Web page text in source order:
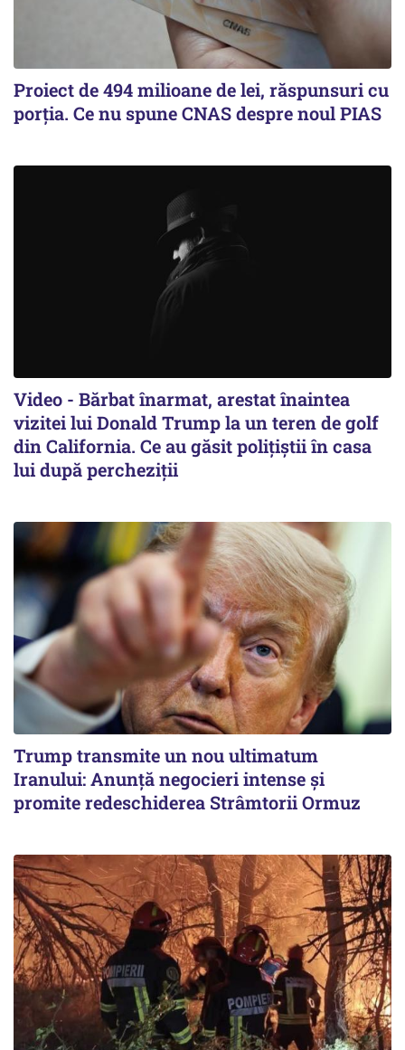
Proiect de 494 milioane de lei, răspunsuri cu
porția. Ce nu spune CNAS despre noul PIAS
Video - Bărbat înarmat, arestat înaintea
vizitei lui Donald Trump la un teren de golf
din California. Ce au găsit polițiștii în casa
lui după percheziții
Trump transmite un nou ultimatum
Iranului: Anunță negocieri intense și
promite redeschiderea Strâmtorii Ormuz